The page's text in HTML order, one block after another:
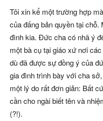
Tôi xin kể một trường hợp
của đấng bản quyền tại
đình kia. Đức cha có nhã ý
một bà cụ tại giáo xứ nơi
dù đã được sự đồng ý của
gia đình trình bày với cha
một lý do rất đơn giản: Bất
cần cho ngài biết tên và
(?!).